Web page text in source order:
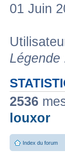
01 Juin
2536
louxor
Index du forum